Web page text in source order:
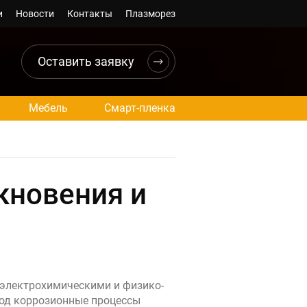
Новости Контакты Плазморез
Оставить заявку
Мебель Смарт-пленка
и
и физико-
коррозионные процессы